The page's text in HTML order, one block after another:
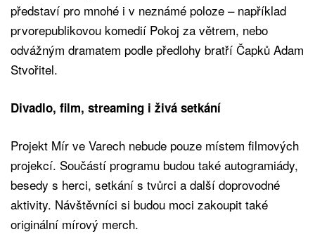
představí pro mnohé i v neznámé poloze – například
prvorepublikovou komedií Pokoj za větrem, nebo
odvážným dramatem podle předlohy bratří Čapků Adam
Stvořitel.
Divadlo, film, streaming i živá setkání
Projekt Mír ve Varech nebude pouze místem filmových
projekcí. Součástí programu budou také autogramiády,
besedy s herci, setkání s tvůrci a další doprovodné
aktivity. Návštěvníci si budou moci zakoupit také
originální mírový merch.